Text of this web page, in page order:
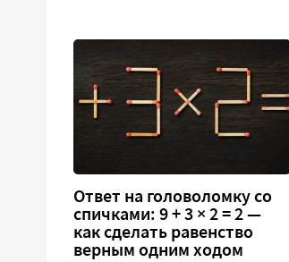
Ответ на головоломку со
спичками: 9 + 3 × 2 = 2 —
как сделать равенство
верным одним ходом